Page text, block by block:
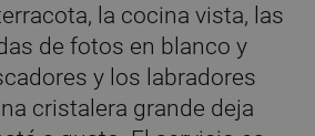
la cocina vista, las
de fotos en blanco y
y los labradores
cristalera grande deja